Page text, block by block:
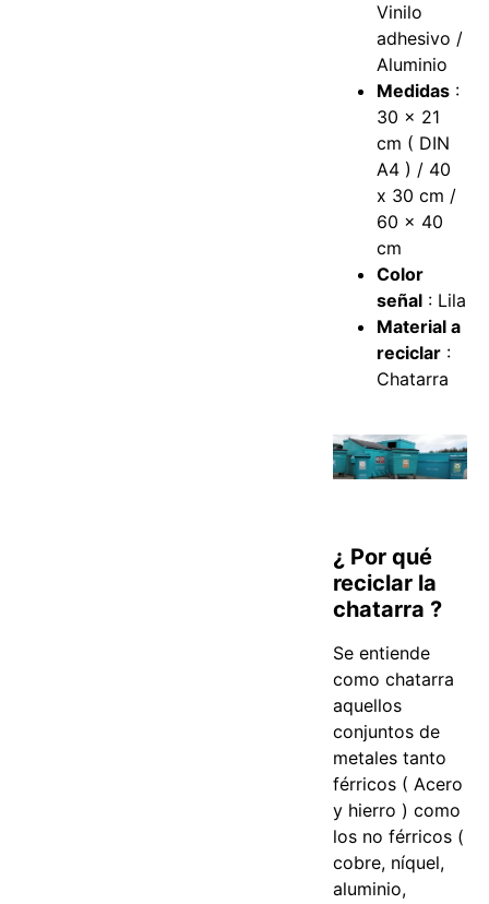
Vinilo
adhesivo /
Aluminio
Medidas :
30 x 21
cm ( DIN
A4 ) / 40
x 30 cm /
60 x 40
cm
Color
señal : Lila
Material a
reciclar :
Chatarra
¿ Por qué
reciclar la
chatarra ?
Se entiende
como chatarra
aquellos
conjuntos de
metales tanto
férricos ( Acero
y hierro ) como
los no férricos (
cobre, níquel,
aluminio,